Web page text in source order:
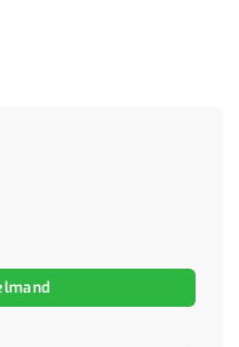
Eiken 37 x 24,5 x 86 cm aantal